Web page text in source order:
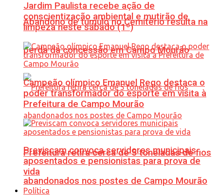
Abandono de túmulo no Cemitério resulta na
perda da concessão em Campo Mourão
Prefeitura retira cerca de 5 toneladas de fios
abandonados nos postes de Campo Mourão
Jardim Paulista recebe ação de
conscientização ambiental e mutirão de
limpeza neste sábado (1º)
Campeão olímpico Emanuel Rego destaca o
poder transformador do esporte em visita à
Prefeitura de Campo Mourão
Previscam convoca servidores municipais
aposentados e pensionistas para prova de
vida
Política